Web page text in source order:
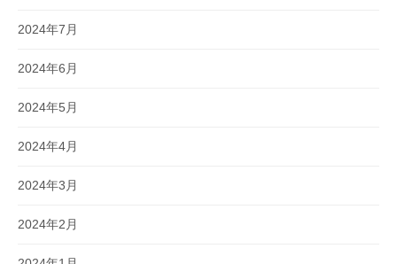
2024年7月
2024年6月
2024年5月
2024年4月
2024年3月
2024年2月